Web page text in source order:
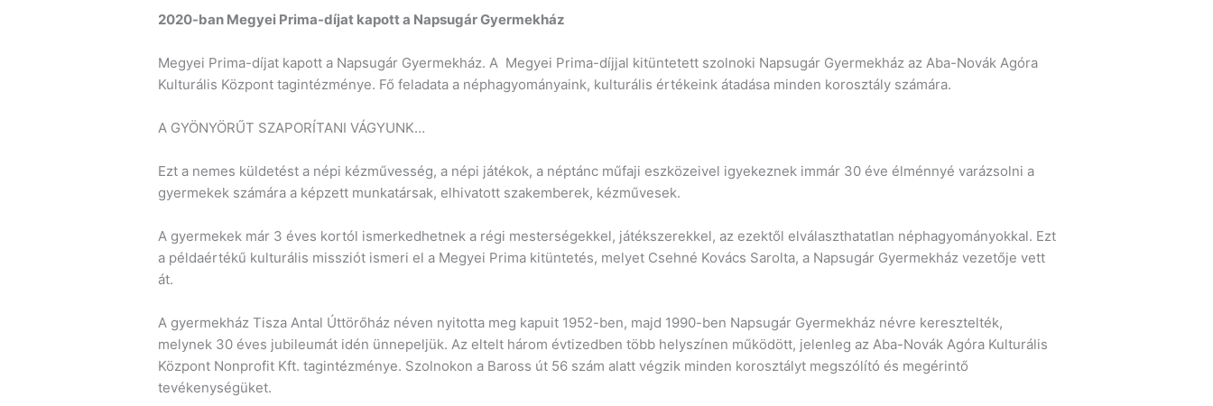
2020-ban Megyei Prima-díjat kapott a Napsugár Gyermekház
Megyei Prima-díjat kapott a Napsugár Gyermekház. A Megyei Prima-díjjal kitüntetett szolnoki Napsugár Gyermekház az Aba-Novák Agóra
Kulturális Központ tagintézménye. Fő feladata a néphagyományaink, kulturális értékeink átadása minden korosztály számára.
A GYÖNYÖRŰT SZAPORÍTANI VÁGYUNK…
Ezt a nemes küldetést a népi kézművesség, a népi játékok, a néptánc műfaji eszközeivel igyekeznek immár 30 éve élménnyé varázsolni a
gyermekek számára a képzett munkatársak, elhivatott szakemberek, kézművesek.
A gyermekek már 3 éves kortól ismerkedhetnek a régi mesterségekkel, játékszerekkel, az ezektől elválaszthatatlan néphagyományokkal. Ezt
a példaértékű kulturális missziót ismeri el a Megyei Prima kitüntetés, melyet Csehné Kovács Sarolta, a Napsugár Gyermekház vezetője vett
át.
A gyermekház Tisza Antal Úttörőház néven nyitotta meg kapuit 1952-ben, majd 1990-ben Napsugár Gyermekház névre keresztelték,
melynek 30 éves jubileumát idén ünnepeljük. Az eltelt három évtizedben több helyszínen működött, jelenleg az Aba-Novák Agóra Kulturális
Központ Nonprofit Kft. tagintézménye. Szolnokon a Baross út 56 szám alatt végzik minden korosztályt megszólító és megérintő
tevékenységüket.